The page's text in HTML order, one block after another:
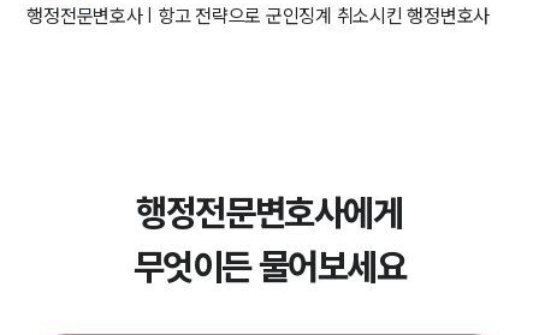
행정전문변호사 | 항고 전략으로 군인징계 취소시킨 행정변호사
행정전문변호사에게
무엇이든 물어보세요